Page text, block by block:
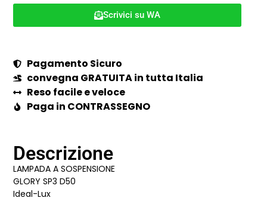
Scrivici su WA
Pagamento Sicuro
convegna GRATUITA in tutta Italia
Reso facile e veloce
Paga in CONTRASSEGNO
Descrizione
LAMPADA A SOSPENSIONE
GLORY SP3 D50
Ideal-Lux